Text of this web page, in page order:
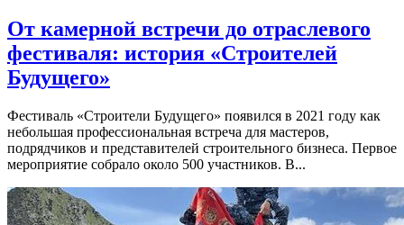
От камерной встречи до отраслевого
фестиваля: история «Строителей
Будущего»
Фестиваль «Строители Будущего» появился в 2021 году как
небольшая профессиональная встреча для мастеров,
подрядчиков и представителей строительного бизнеса. Первое
мероприятие собрало около 500 участников. В...